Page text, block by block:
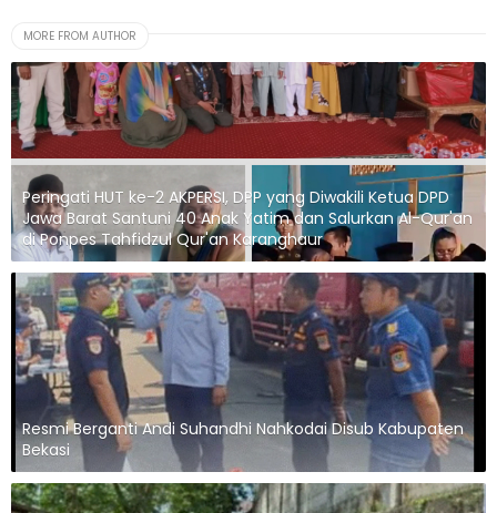
MORE FROM AUTHOR
Peringati HUT ke-2 AKPERSI, DPP yang Diwakili Ketua DPD
Jawa Barat Santuni 40 Anak Yatim dan Salurkan Al-Qur'an
di Ponpes Tahfidzul Qur'an Karanghaur
Resmi Berganti Andi Suhandhi Nahkodai Disub Kabupaten
Bekasi